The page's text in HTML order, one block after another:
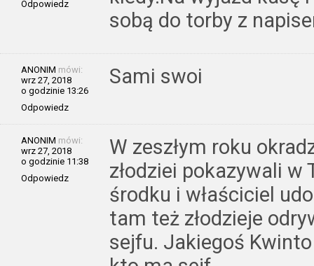
Odpowiedz
sobą do torby z
ANONIM mówi:
wrz 27, 2018
o godzinie 13:26
Odpowiedz
Sami swoi
ANONIM mówi:
wrz 27, 2018
o godzinie 11:38
Odpowiedz
W zeszłym roku
złodziei pokazywali w
środku i właściciel
tam też złodzieje
sejfu. Jakiegoś